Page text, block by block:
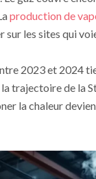
production de
sur les sites qui
2023 et 2024
trajectoire de la
la chaleur